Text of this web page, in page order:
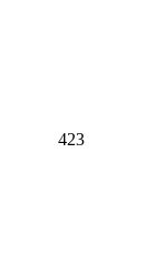
423